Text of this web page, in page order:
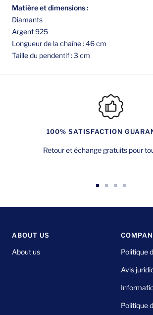
Matière et dimensions :
Diamants
Argent 925
Longueur de la chaîne : 46 cm
Taille du pendentif : 3 cm
100% SATISFACTION
Retour et échange gratuits pour
ABOUT US
About us Politique
Avis
Politique